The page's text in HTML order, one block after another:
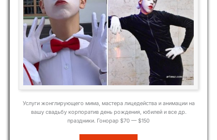
Услуги жонглирующего мима, мастера лицедейства и анимации на
вашу свадьбу корпоратив день рождения, юбилей и все др.
праздники. Гонорар $70 — $150